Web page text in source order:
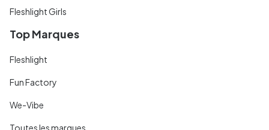
Fleshlight Girls
Top Marques
Fleshlight
Fun Factory
We-Vibe
Toutes les marques